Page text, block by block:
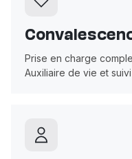
Prise en charge
Auxiliaire de vie et